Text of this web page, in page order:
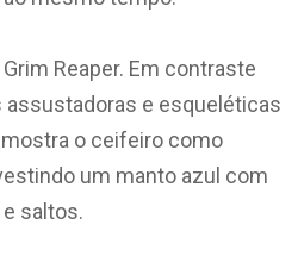
Reaper. Em contraste
e esqueléticas
o ceifeiro como
um manto azul com
saltos.